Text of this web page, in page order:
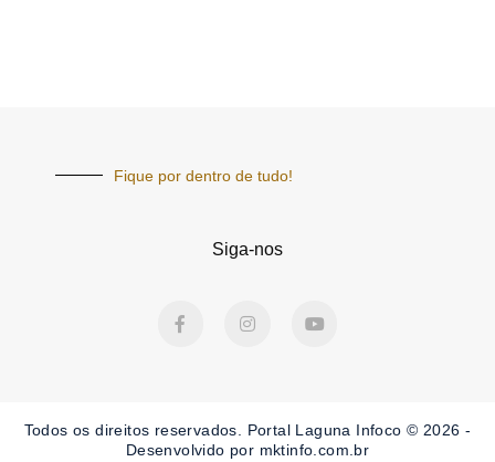
Fique por dentro de tudo!
Siga-nos
a
k
-
n
a
m
o
Todos os direitos reservados. Portal Laguna Infoco © 2026 -
Desenvolvido por mktinfo.com.br